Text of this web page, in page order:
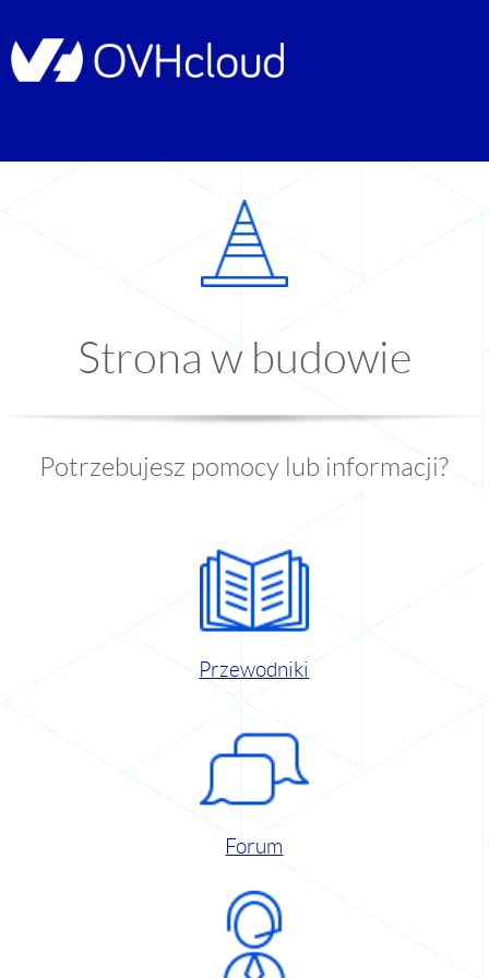
Strona w budowie
Potrzebujesz pomocy lub informacji?
Przewodniki
Forum